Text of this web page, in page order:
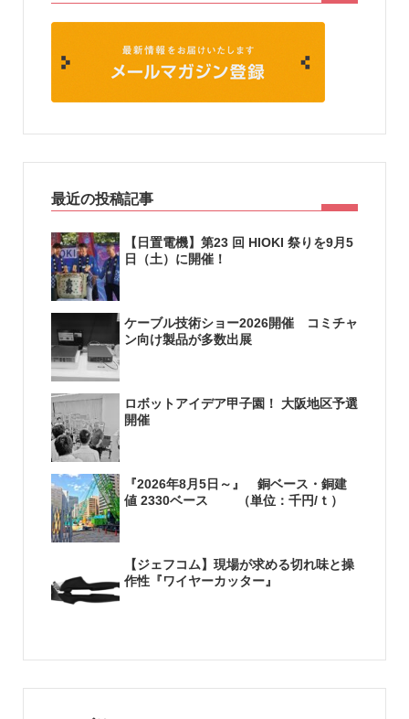
最近の投稿記事
【日置電機】第23 回 HIOKI 祭りを9月5
日（土）に開催！
ケーブル技術ショー2026開催 コミチャ
ン向け製品が多数出展
ロボットアイデア甲子園！ 大阪地区予選
開催
『2026年8月5日～』 銅ベース・銅建
値 2330ベース （単位：千円/ｔ）
【ジェフコム】現場が求める切れ味と操
作性『ワイヤーカッター』